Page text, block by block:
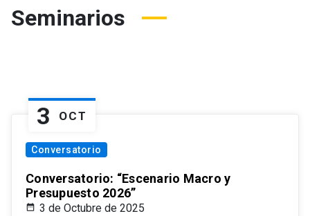
Seminarios
3 OCT
Conversatorio
Conversatorio: “Escenario Macro y
Presupuesto 2026”
3 de Octubre de 2025